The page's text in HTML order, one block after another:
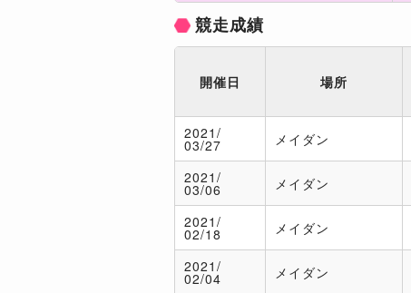
競走成績
開催日 場所
2021/
03/27 メイダン
2021/
03/06 メイダン
2021/
02/18 メイダン
2021/
02/04 メイダン